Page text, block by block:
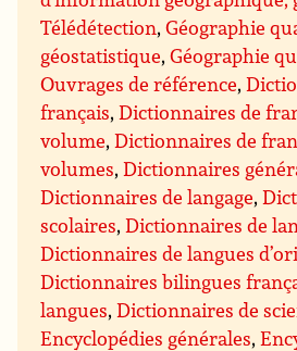
Télédétection,Géographie
géostatistique,Géographie
Ouvrages de référence,
français,Dictionnaires de
volume,Dictionnaires de
volumes,Dictionnaires
Dictionnaires de langage,
scolaires,Dictionnaires de
Dictionnaires de langues
Dictionnaires bilingues
langues,Dictionnaires de
Encyclopédies générales,